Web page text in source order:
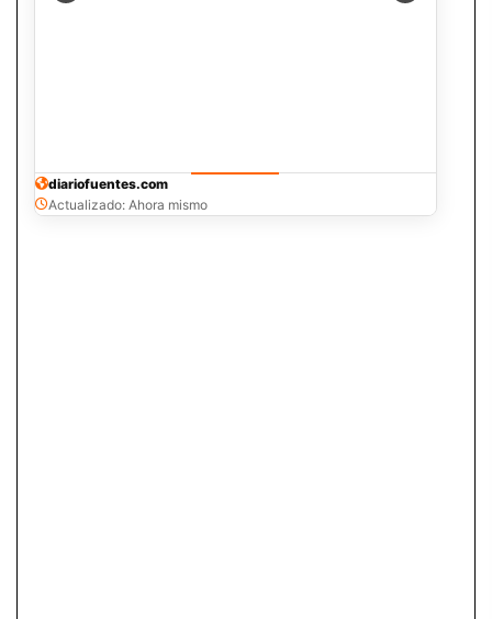
diariofuentes.com
Actualizado: Ahora mismo